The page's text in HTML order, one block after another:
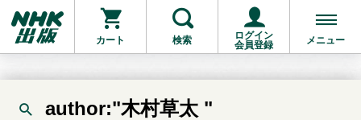
カート 検索
ログイン
会員登録
メニュー
author:"木村草太 "